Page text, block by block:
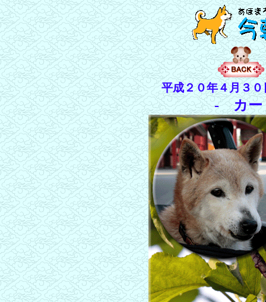
平成２０年４月３０
- カー